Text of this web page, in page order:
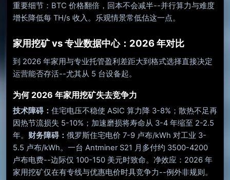
重要细节：BTC 价格翻倍，回本不会减半--并行算力与难度
增长降低每 TH/s 收入。乐观情景常低估这一点。
家用挖矿 vs 专业数据中心：2026 年对比
到 2026 年家用与专业托管盈利差距大到格式选择直接决定
运营能否存活--尤其从 5 台设备起。
为何 2026 年家用挖矿失去竞争力
技术障碍： 住宅电压不稳使 ASIC 算力降 3-8%；散热不足再
因热节流损失 5-10%；加速磨损将寿命从 3-4 年缩至 2-2.5
年。 财务障碍： 俄罗斯住宅电价 7-9 卢布/kWh 对工业 3-
5.5 卢布/kWh。一台 Antminer S21 月多付约 3500-4200
卢布电费--边际仅 100-150 美元时致命。净效应：2026 年
家用挖矿仅在有专线与优惠电价时具竞争力--例外非规则。